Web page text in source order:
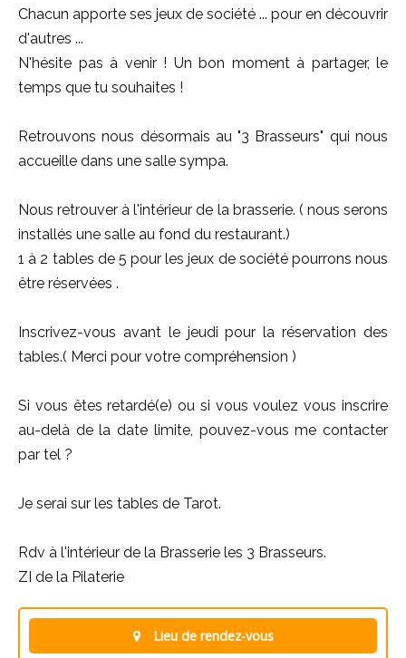
Chacun apporte ses jeux de société ... pour en découvrir
d'autres ...
N'hésite pas à venir ! Un bon moment à partager, le
temps que tu souhaites !
Retrouvons nous désormais au "3 Brasseurs" qui nous
accueille dans une salle sympa.
Nous retrouver à l'intérieur de la brasserie. ( nous serons
installés une salle au fond du restaurant.)
1 à 2 tables de 5 pour les jeux de société pourrons nous
être réservées .
Inscrivez-vous avant le jeudi pour la réservation des
tables.( Merci pour votre compréhension )
Si vous êtes retardé(e) ou si vous voulez vous inscrire
au-delà de la date limite, pouvez-vous me contacter
par tel ?
Je serai sur les tables de Tarot.
Rdv à l'intérieur de la Brasserie les 3 Brasseurs.
ZI de la Pilaterie
Lieu de rendez-vous